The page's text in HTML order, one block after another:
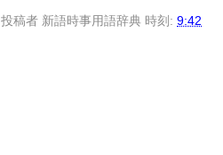
投稿者 新語時事用語辞典 時刻: 9:42